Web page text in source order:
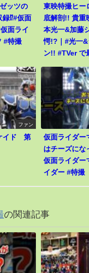
ッツの
録⁉︎#仮面
面ライ
#特撮
東映特撮ヒー
底解剖!! 貴重
本光一&加藤
愕!?｜#光一&
ン!! #TVer で
ファン
イド 第
仮面ライダー
はチーズにな
仮面ライダー
イダー #特撮
の関連記事